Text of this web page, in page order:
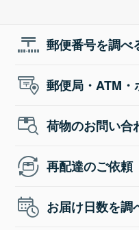
郵便番号を調べ
郵便局・ATM
荷物のお問い合
再配達のご依頼
お届け日数を調